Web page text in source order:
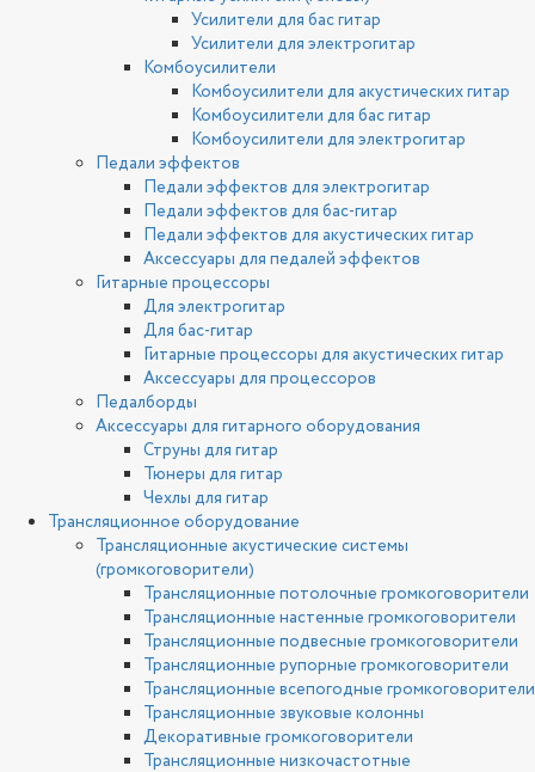
Усилители для бас гитар
Усилители для электрогитар
Комбоусилители
Комбоусилители для акустических гитар
Комбоусилители для бас гитар
Комбоусилители для электрогитар
Педали эффектов
Педали эффектов для электрогитар
Педали эффектов для бас-гитар
Педали эффектов для акустических гитар
Аксессуары для педалей эффектов
Гитарные процессоры
Для электрогитар
Для бас-гитар
Гитарные процессоры для акустических гитар
Аксессуары для процессоров
Педалборды
Аксессуары для гитарного оборудования
Струны для гитар
Тюнеры для гитар
Чехлы для гитар
Трансляционное оборудование
Трансляционные акустические системы
(громкоговорители)
Трансляционные потолочные громкоговорители
Трансляционные настенные громкоговорители
Трансляционные подвесные громкоговорители
Трансляционные рупорные громкоговорители
Трансляционные всепогодные громкоговорители
Трансляционные звуковые колонны
Декоративные громкоговорители
Трансляционные низкочастотные